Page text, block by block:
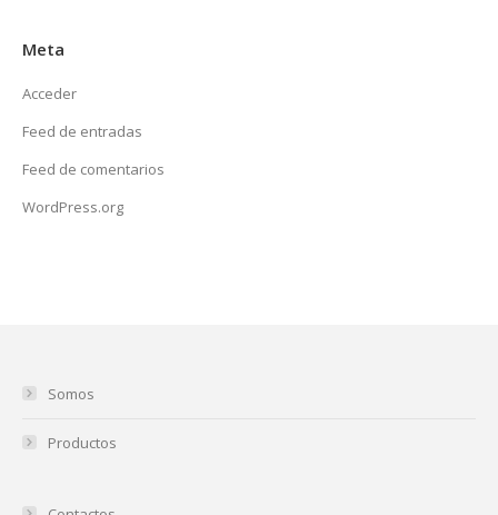
Meta
Acceder
Feed de entradas
Feed de comentarios
WordPress.org
Somos
Productos